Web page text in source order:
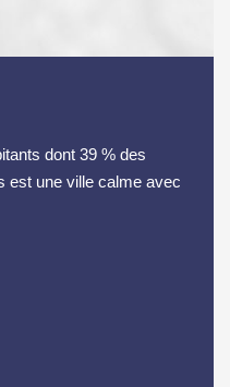
dont 39 % des
est une ville calme avec